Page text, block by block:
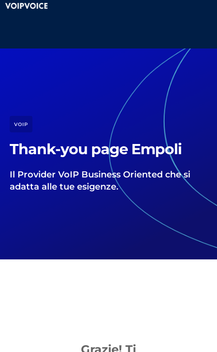
VOIP
Thank-you page Empoli
Il Provider VoIP Business Oriented che si
adatta alle tue esigenze.